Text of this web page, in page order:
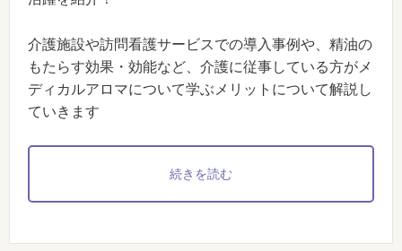
介護施設や訪問看護サービスでの導入事例や、精油の
もたらす効果・効能など、介護に従事している方がメ
ディカルアロマについて学ぶメリットについて解説し
ていきます
続きを読む